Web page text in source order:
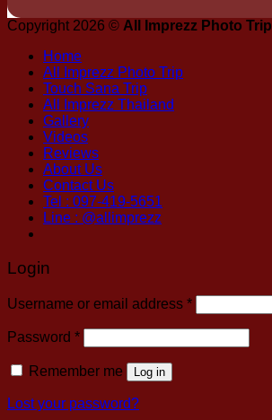
Copyright 2026 © All Imprezz Photo Trip
Home
All Imprezz Photo Trip
Touch Sana Trip
All Imprezz Thailand
Gallery
Videos
Reviews
About Us
Contact Us
Tel : 097-419-5651
Line : @allimprezz
Login
Username or email address *
Password *
Remember me Log in
Lost your password?